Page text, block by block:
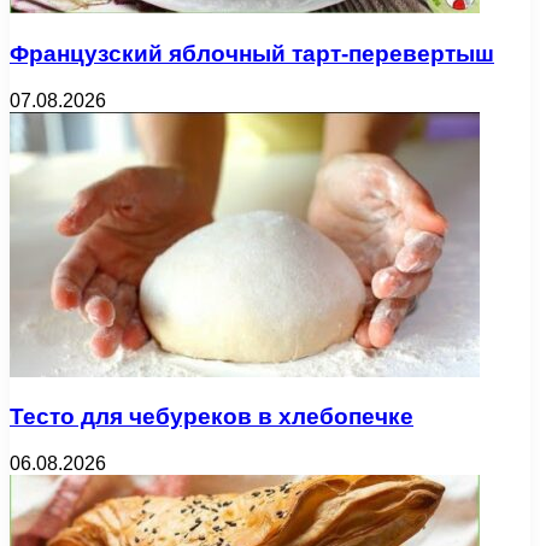
Французский яблочный тарт-перевертыш
07.08.2026
Тесто для чебуреков в хлебопечке
06.08.2026